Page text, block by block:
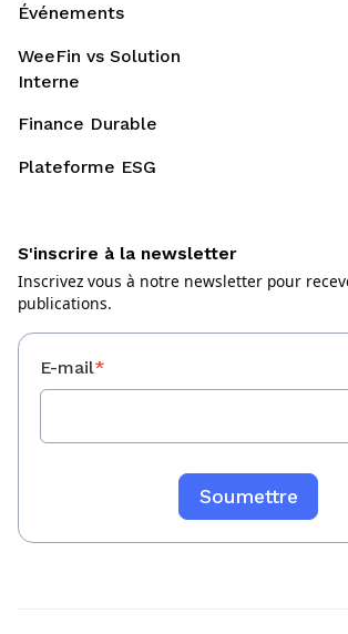
Événements
WeeFin vs Solution
Interne
Finance Durable
Plateforme ESG
S'inscrire à la newsletter
Inscrivez vous à notre newsletter pour
publications.
E-mail*